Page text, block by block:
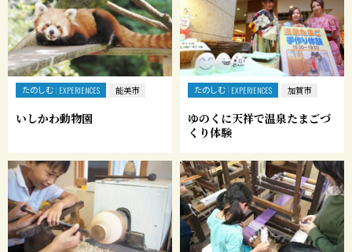
たのしむ EXPERIENCES 能美市
いしかわ動物園
たのしむ EXPERIENCES 加賀市
ゆのくに天祥で温泉たまごづ
くり体験